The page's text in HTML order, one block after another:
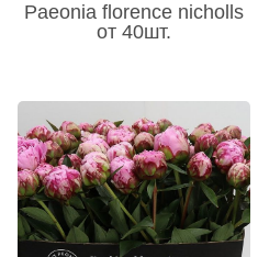
Paeonia florence nicholls
от 40шт.